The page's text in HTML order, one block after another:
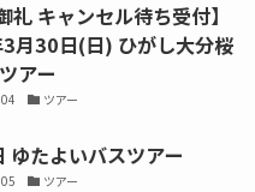
礼 キャンセル待ち受付】
月30日(日) ひがし大分桜
アー
ツアー
ゆたよいバスツアー
ツアー